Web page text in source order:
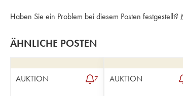
Haben Sie ein Problem bei diesem Posten festgestellt?
ÄHNLICHE POSTEN
AUKTION 7 AUKTION